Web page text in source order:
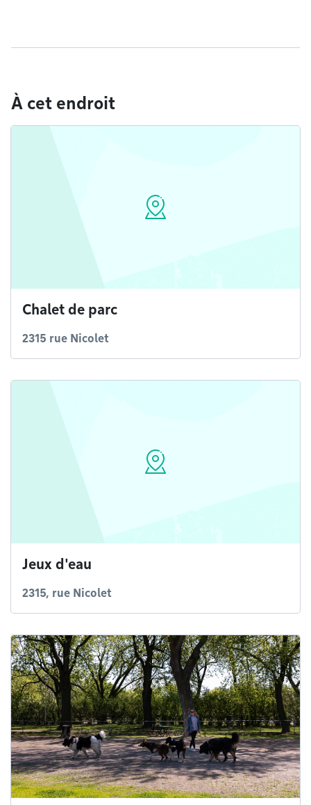
À cet endroit
Chalet de parc
2315 rue Nicolet
Jeux d'eau
2315, rue Nicolet